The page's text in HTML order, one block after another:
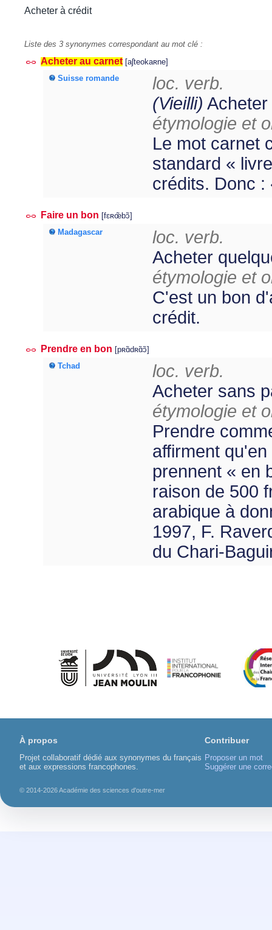
Acheter à crédit
Liste des 3 synonymes correspondant au mot clé :
Acheter au carnet[aʃteokaʀne]
Suisse romande
loc. verb.
(Vieilli)
étymologie et
Le mot carnet
standard «
crédits. Donc :
Faire un bon [fɛʀœ̃bɔ̃]
Madagascar
loc. verb.
Acheter
étymologie et
C'est un bon
crédit.
Prendre en bon [pʀɑ̃dʀɑ̃ɔ̃]
Tchad
loc. verb.
Acheter sans
étymologie et
Prendre
affirment
prennent « en
raison de 500
arabique à
1997, F.
du Chari-
À propos
Projet collaboratif dédié aux synonymes du français
et aux expressions francophones.
Contribuer
Proposer un mot
Suggérer une
© 2014-2026 Académie des sciences d'outre-mer